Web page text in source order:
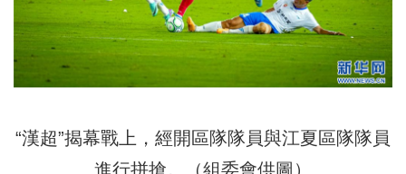
“漢超”揭幕戰上，經開區隊隊員與江夏區隊隊員
進行拼搶。（組委會供圖）